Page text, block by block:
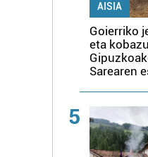
AISIA
Goierriko
eta
Sarearen
5